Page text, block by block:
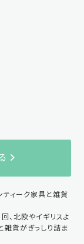
ィーク家具と雑貨
、北欧やイギリスよ
雑貨がぎっしり詰ま